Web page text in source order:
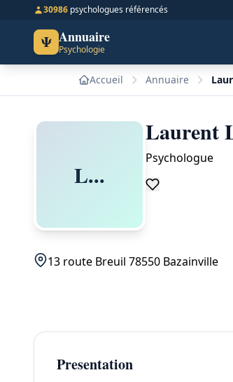
30986 psychologues référencés
Ψ Annuaire
Psychologie
Accueil Annuaire
L...
Laurent
Psychologue
13 route Breuil 78550 Bazainville
Presentation